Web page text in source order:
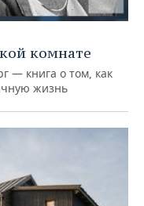
комнате
— книга о том, как
жизнь